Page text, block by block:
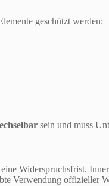
geschützt werden:
sein und muss
Widerspruchsfrist.
Verwendung offizieller